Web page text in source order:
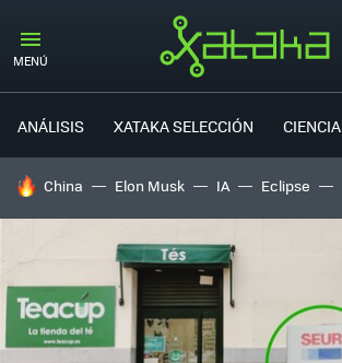
MENÚ
ANÁLISIS XATAKA SELECCIÓN CIENCIA
HOY SE HABLA DE
China Elon Musk IA Eclipse